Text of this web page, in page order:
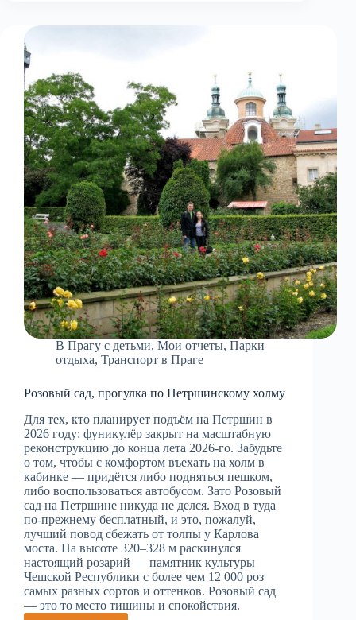
трамваях
В Прагу с детьми, Мои отчеты, Парки
отдыха, Транспорт в Праге
Розовый сад, прогулка по Петршинскому холму
Для тех, кто планирует подъём на Петршин в
2026 году: фуникулёр закрыт на масштабную
реконструкцию до конца лета 2026-го. Забудьте
о том, чтобы с комфортом въехать на холм в
кабинке — придётся либо подняться пешком,
либо воспользоваться автобусом. Зато Розовый
сад на Петршине никуда не делся. Вход в туда
по-прежнему бесплатный, и это, пожалуй,
лучший повод сбежать от толпы у Карлова
моста. На высоте 320–328 м раскинулся
настоящий розарий — памятник культуры
Чешской Республики с более чем 12 000 роз
самых разных сортов и оттенков. Розовый сад
— это то место тишины и спокойствия.